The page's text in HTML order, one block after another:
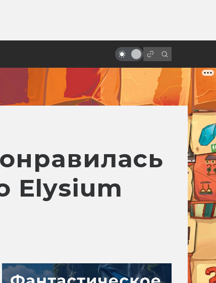
«Чёрная дыра»
Elysium